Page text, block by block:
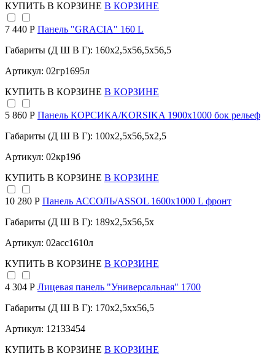
КУПИТЬ В КОРЗИНЕ В КОРЗИНЕ
7 440 Р Панель "GRACIA" 160 L
Габариты (Д Ш В Г): 160x2,5x56,5x56,5
Артикул: 02гр1695л
КУПИТЬ В КОРЗИНЕ В КОРЗИНЕ
5 860 Р Панель КОРСИКА/KORSIKA 1900х1000 бок рельеф
Габариты (Д Ш В Г): 100x2,5x56,5x2,5
Артикул: 02кр19б
КУПИТЬ В КОРЗИНЕ В КОРЗИНЕ
10 280 Р Панель АССОЛЬ/ASSOL 1600х1000 L фронт
Габариты (Д Ш В Г): 189x2,5x56,5x
Артикул: 02асс1610л
КУПИТЬ В КОРЗИНЕ В КОРЗИНЕ
4 304 Р Лицевая панель "Универсальная" 1700
Габариты (Д Ш В Г): 170x2,5xx56,5
Артикул: 12133454
КУПИТЬ В КОРЗИНЕ В КОРЗИНЕ